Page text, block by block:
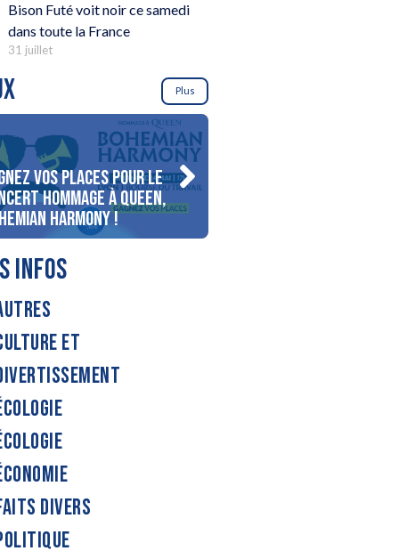
Bison Futé voit noir ce samedi
dans toute la France
31 juillet
Plus
vos places pour le
Hommage à Queen,
Harmony !
INFOS
ET
DIVERS